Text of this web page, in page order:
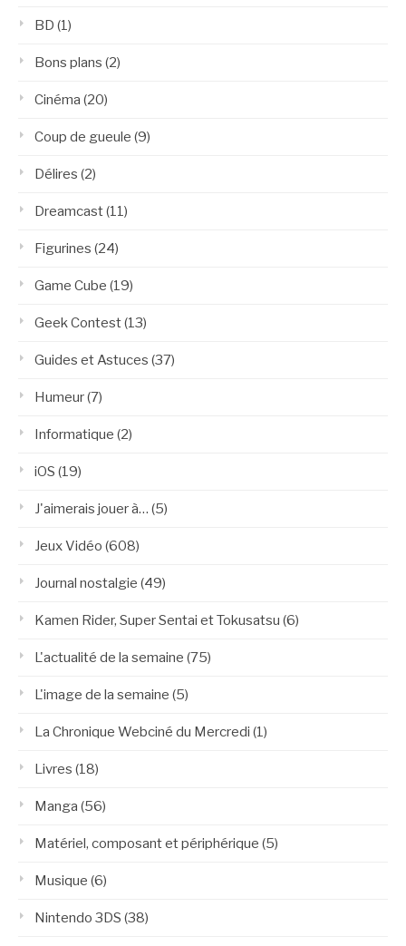
BD (1)
Bons plans (2)
Cinéma (20)
Coup de gueule (9)
Délires (2)
Dreamcast(11)
Figurines (24)
Game Cube (19)
Geek Contest(13)
Guides et Astuces (37)
Humeur(7)
Informatique (2)
iOS (19)
J'aimerais jouer à… (5)
Jeux Vidéo (608)
Journal nostalgie (49)
Kamen Rider, Super Sentai et Tokusatsu (6)
L'actualité de la semaine (75)
L'image de la semaine (5)
La Chronique Webciné du Mercredi (1)
Livres (18)
Manga (56)
Matériel, composant et périphérique (5)
Musique (6)
Nintendo 3DS (38)